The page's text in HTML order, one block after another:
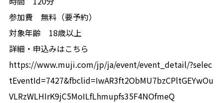
参加費 無料（要予約）
対象年齢 18歳以上
詳細・申込みはこちら
https://www.muji.com/jp/ja/event/event_detail/?selec
tEventId=7427&fbclid=IwAR3ft2ObMU7bzCPltGEYwOu
VLRzWLHIrK9jC5MoILfLhmupfs35F4NOfmeQ